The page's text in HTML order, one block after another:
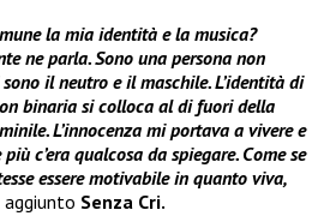
la mia identità e la musica?
ne parla. Sono una persona non
il neutro e il maschile. L’identità di
binaria si colloca al di fuori della
L’innocenza mi portava a vivere e
c’era qualcosa da spiegare. Come se
essere motivabile in quanto viva,
aggiunto Senza Cri.